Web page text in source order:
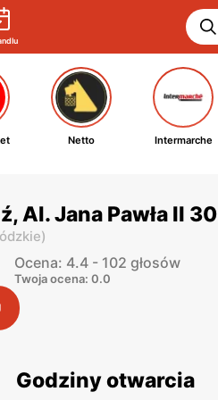
Netto Intermarche
Al. Jana Pawła II 30
)
Ocena: 4.4 - 102 głosów
Twoja ocena: 0.0
Godziny otwarcia